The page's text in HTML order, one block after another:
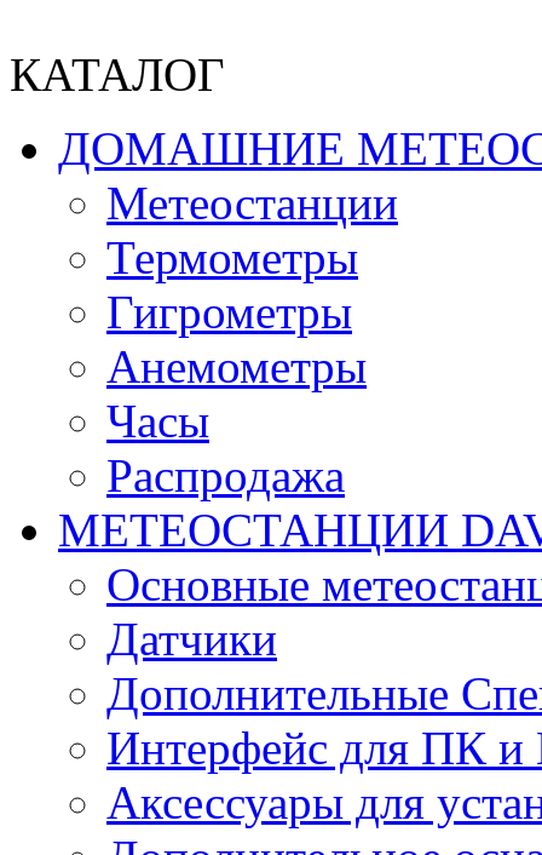
КАТАЛОГ
ДОМАШНИЕ
Метеостанции
Термометры
Гигрометры
Анемометры
Часы
Распродажа
МЕТЕОСТАНЦИИ
Основные
Датчики
Дополнительные
Интерфейс для ПК
Аксессуары для